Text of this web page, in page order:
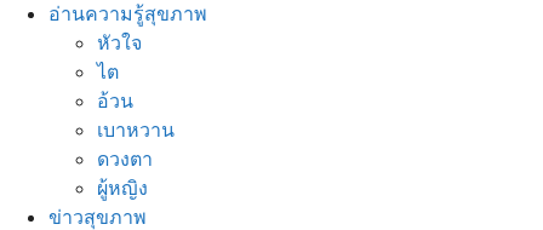
อ่านความรู้สุขภาพ
หัวใจ
ไต
อ้วน
เบาหวาน
ดวงตา
ผู้หญิง
ข่าวสุขภาพ